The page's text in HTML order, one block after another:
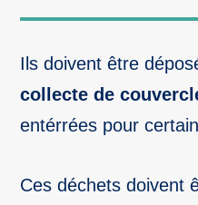
Ils doivent être
collecte de
entérrées pour
Ces déchets doivent